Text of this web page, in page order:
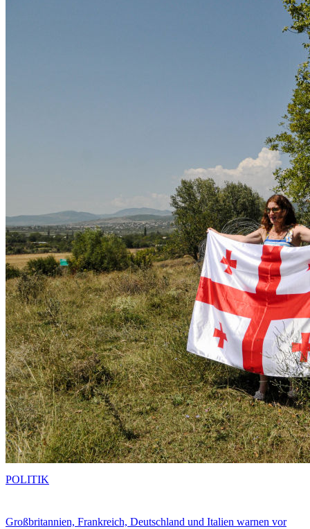
Großbritannien, Frankreich, Deutschland und Italien warnen vor
POLITIK